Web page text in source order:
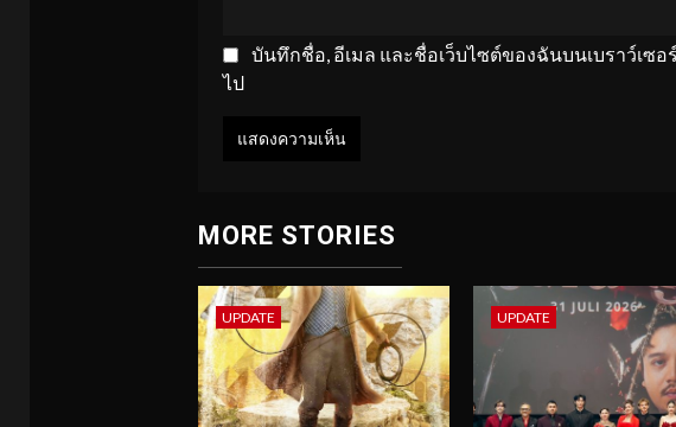
บันทึกชื่อ, อีเมล และชื่อเว็บไซต์ของฉันบนเบราว์เซ
ไป
MORE STORIES
UPDATE UPDATE